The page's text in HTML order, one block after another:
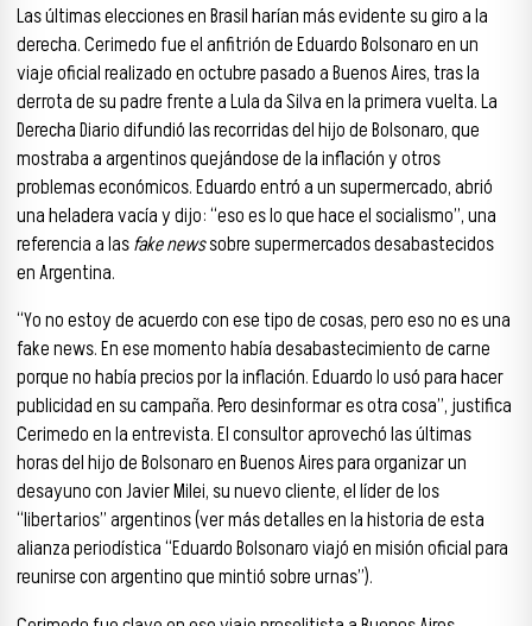
Las últimas elecciones en Brasil harían más evidente su giro a la
derecha. Cerimedo fue el anfitrión de Eduardo Bolsonaro en un
viaje oficial realizado en octubre pasado a Buenos Aires, tras la
derrota de su padre frente a Lula da Silva en la primera vuelta. La
Derecha Diario difundió las recorridas del hijo de Bolsonaro, que
mostraba a argentinos quejándose de la inflación y otros
problemas económicos. Eduardo entró a un supermercado, abrió
una heladera vacía y dijo: “eso es lo que hace el socialismo”, una
referencia a lasfake newssobre supermercados desabastecidos
en Argentina.
“Yo no estoy de acuerdo con ese tipo de cosas, pero eso no es una
fake news. En ese momento había desabastecimiento de carne
porque no había precios por la inflación. Eduardo lo usó para hacer
publicidad en su campaña. Pero desinformar es otra cosa”, justifica
Cerimedo en la entrevista. El consultor aprovechó las últimas
horas del hijo de Bolsonaro en Buenos Aires para organizar un
desayuno con Javier Milei, su nuevo cliente, el líder de los
“libertarios” argentinos (ver más detalles en la historia de esta
alianza periodística “Eduardo Bolsonaro viajó en misión oficial para
reunirse con argentino que mintió sobre urnas”).